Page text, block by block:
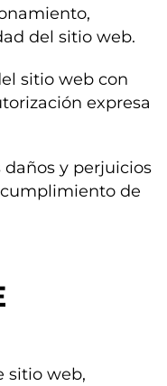
del sitio web.
sitio web con
expresa
daños y perjuicios
de
sitio web,